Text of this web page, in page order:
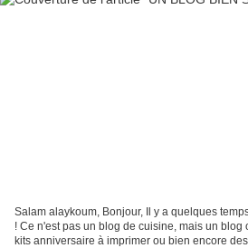
Salam alaykoum, Bonjour, Il y a quelques
! Ce n'est pas un blog de cuisine, mais un blog
kits anniversaire à imprimer ou bien encore